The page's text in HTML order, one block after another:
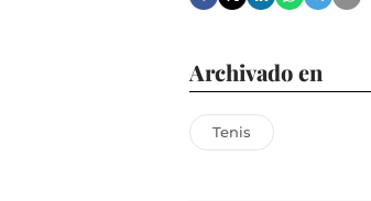
Archivado en
Tenis